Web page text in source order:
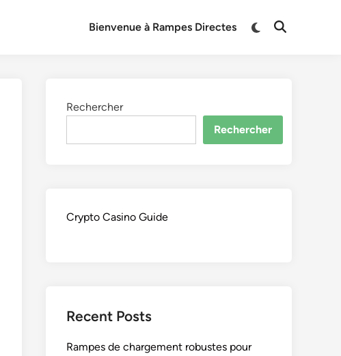
Bienvenue à Rampes Directes
Switch
Open
Rechercher
Rechercher
Crypto Casino Guide
Recent Posts
Rampes de chargement robustes pour